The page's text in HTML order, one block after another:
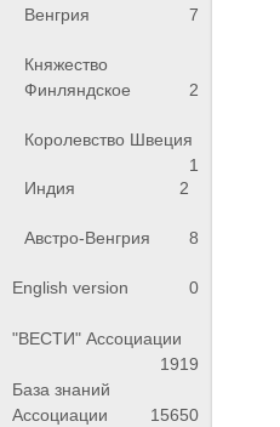
Венгрия 7
Княжество
Финляндское
2
Королевство Швеция
1
Индия
2
Австро-Венгрия 8
English version 0
"ВЕСТИ" Ассоциации
1919
База знаний
Ассоциации
15650